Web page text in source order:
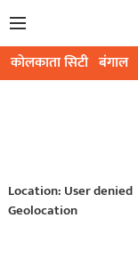
कोलकाता सिटी बंगाल
Location: User denied
Geolocation